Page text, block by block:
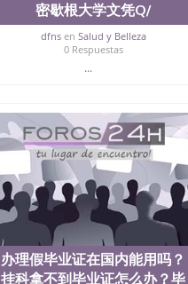
密歇根大学文凭Q/
dfnsen Salud y Belleza
0 Respuestas
...
办理假毕业证在国内能用吗？
挂科拿不到毕业证怎么办？毕